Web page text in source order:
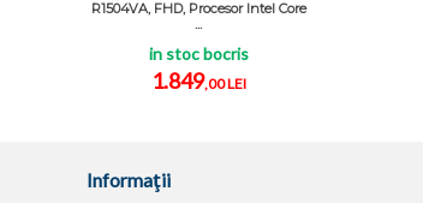
R1504VA, FHD, Procesor Intel Core
...
in stoc bocris
1.849,00 LEI
Informaţii